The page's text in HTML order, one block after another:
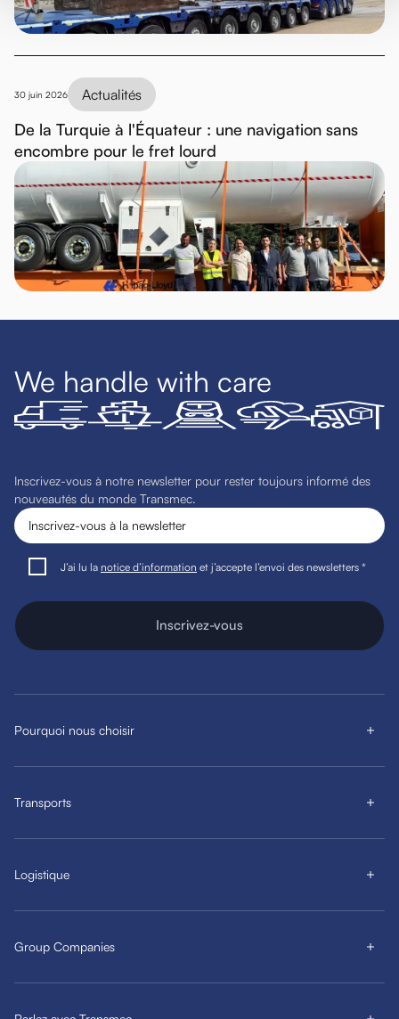
30 juin 2026 Actualités
De la Turquie à l'Équateur : une navigation sans
encombre pour le fret lourd
We handle with care
Inscrivez-vous à notre newsletter pour rester toujours informé des
nouveautés du monde Transmec.
J’ai lu la notice d’information et j’accepte l’envoi des newsletters *
Inscrivez-vous
Pourquoi nous choisir
Transports
Logistique
Group Companies